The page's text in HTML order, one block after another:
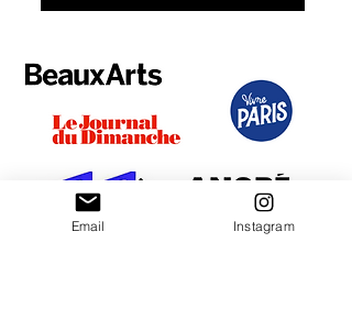
Email Instagram